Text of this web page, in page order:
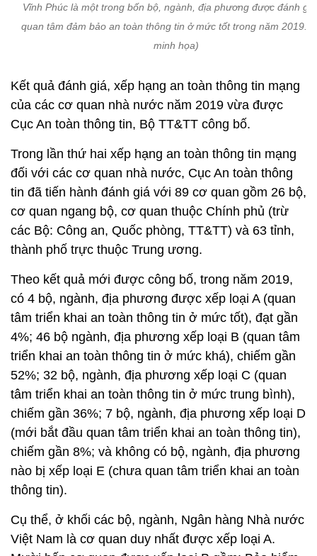
Vĩnh Phúc là một trong bốn bộ, ngành, địa phương được đánh
quan tâm đảm bảo an toàn thông tin ở mức tốt trong năm 2019.
minh họa)
Kết quả đánh giá, xếp hạng an toàn thông tin mạng
của các cơ quan nhà nước năm 2019 vừa được
Cục An toàn thông tin, Bộ TT&TT công bố.
Trong lần thứ hai xếp hạng an toàn thông tin mạng
đối với các cơ quan nhà nước, Cục An toàn thông
tin đã tiến hành đánh giá với 89 cơ quan gồm 26 bộ,
cơ quan ngang bộ, cơ quan thuộc Chính phủ (trừ
các Bộ: Công an, Quốc phòng, TT&TT) và 63 tỉnh,
thành phố trực thuộc Trung ương.
Theo kết quả mới được công bố, trong năm 2019,
có 4 bộ, ngành, địa phương được xếp loại A (quan
tâm triển khai an toàn thông tin ở mức tốt), đạt gần
4%; 46 bộ ngành, địa phương xếp loại B (quan tâm
triển khai an toàn thông tin ở mức khá), chiếm gần
52%; 32 bộ, ngành, địa phương xếp loại C (quan
tâm triển khai an toàn thông tin ở mức trung bình),
chiếm gần 36%; 7 bộ, ngành, địa phương xếp loại D
(mới bắt đầu quan tâm triển khai an toàn thông tin),
chiếm gần 8%; và không có bộ, ngành, địa phương
nào bị xếp loại E (chưa quan tâm triển khai an toàn
thông tin).
Cụ thể, ở khối các bộ, ngành, Ngân hàng Nhà nước
Việt Nam là cơ quan duy nhất được xếp loại A.